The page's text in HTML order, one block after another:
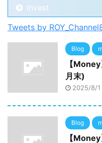
Invest
Tweets by
Blog
【
月末)
2025/8/1
Blog
【